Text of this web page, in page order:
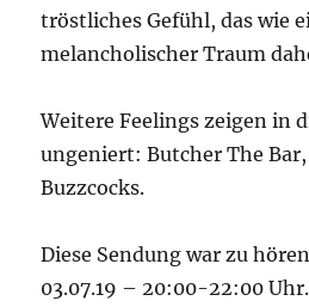
tröstliches Gefühl, das wie
melancholischer Traum
Weitere Feelings zeigen in
ungeniert: Butcher The
Buzzcocks.
Diese Sendung war zu
03.07.19 – 20:00-22:00 Uhr.